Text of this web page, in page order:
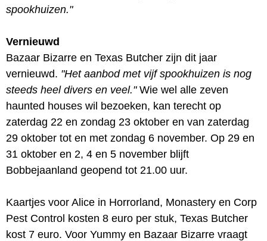
spookhuizen."
Vernieuwd
Bazaar Bizarre en Texas Butcher zijn dit jaar
vernieuwd. "Het aanbod met vijf spookhuizen is nog
steeds heel divers en veel."Wie wel alle zeven
haunted houses wil bezoeken, kan terecht op
zaterdag 22 en zondag 23 oktober en van zaterdag
29 oktober tot en met zondag 6 november. Op 29 en
31 oktober en 2, 4 en 5 november blijft
Bobbejaanland geopend tot 21.00 uur.
Kaartjes voor Alice in Horrorland, Monastery en Corp
Pest Control kosten 8 euro per stuk, Texas Butcher
kost 7 euro. Voor Yummy en Bazaar Bizarre vraagt